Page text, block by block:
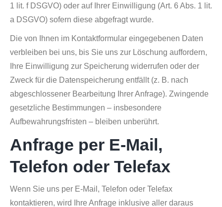
1 lit. f DSGVO) oder auf Ihrer Einwilligung (Art. 6 Abs. 1 lit.
a DSGVO) sofern diese abgefragt wurde.
Die von Ihnen im Kontaktformular eingegebenen Daten
verbleiben bei uns, bis Sie uns zur Löschung auffordern,
Ihre Einwilligung zur Speicherung widerrufen oder der
Zweck für die Datenspeicherung entfällt (z. B. nach
abgeschlossener Bearbeitung Ihrer Anfrage). Zwingende
gesetzliche Bestimmungen – insbesondere
Aufbewahrungsfristen – bleiben unberührt.
Anfrage per E-Mail,
Telefon oder Telefax
Wenn Sie uns per E-Mail, Telefon oder Telefax
kontaktieren, wird Ihre Anfrage inklusive aller daraus